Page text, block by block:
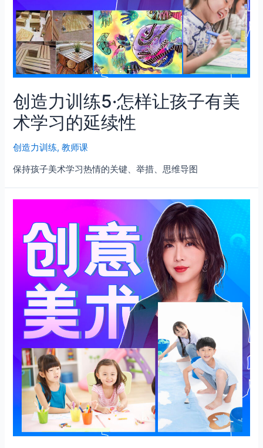
创造力训练5·怎样让孩子有美
术学习的延续性
创造力训练,教师课
保持孩子美术学习热情的关键、举措、思维导图